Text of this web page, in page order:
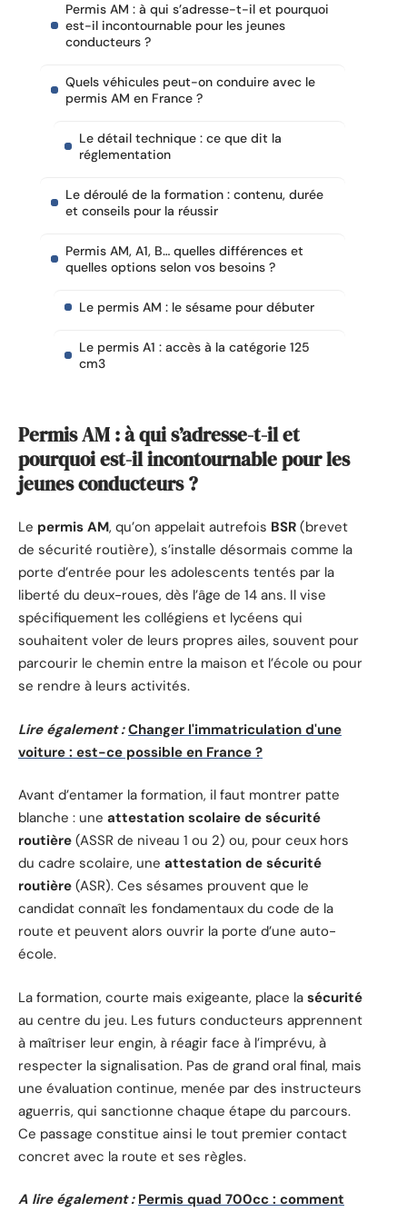
Permis AM : à qui s’adresse-t-il et pourquoi
est-il incontournable pour les jeunes
conducteurs ?
Quels véhicules peut-on conduire avec le
permis AM en France ?
Le détail technique : ce que dit la
réglementation
Le déroulé de la formation : contenu, durée
et conseils pour la réussir
Permis AM, A1, B… quelles différences et
quelles options selon vos besoins ?
Le permis AM : le sésame pour débuter
Le permis A1 : accès à la catégorie 125
cm3
Permis AM : à qui s’adresse-t-il et
pourquoi est-il incontournable pour les
jeunes conducteurs ?
Le permis AM, qu’on appelait autrefois BSR (brevet
de sécurité routière), s’installe désormais comme la
porte d’entrée pour les adolescents tentés par la
liberté du deux-roues, dès l’âge de 14 ans. Il vise
spécifiquement les collégiens et lycéens qui
souhaitent voler de leurs propres ailes, souvent pour
parcourir le chemin entre la maison et l’école ou pour
se rendre à leurs activités.
Lire également : Changer l'immatriculation d'une
voiture : est-ce possible en France ?
Avant d’entamer la formation, il faut montrer patte
blanche : une attestation scolaire de sécurité
routière (ASSR de niveau 1 ou 2) ou, pour ceux hors
du cadre scolaire, une attestation de sécurité
routière (ASR). Ces sésames prouvent que le
candidat connaît les fondamentaux du code de la
route et peuvent alors ouvrir la porte d’une auto-
école.
La formation, courte mais exigeante, place la sécurité
au centre du jeu. Les futurs conducteurs apprennent
à maîtriser leur engin, à réagir face à l’imprévu, à
respecter la signalisation. Pas de grand oral final, mais
une évaluation continue, menée par des instructeurs
aguerris, qui sanctionne chaque étape du parcours.
Ce passage constitue ainsi le tout premier contact
concret avec la route et ses règles.
A lire également : Permis quad 700cc : comment